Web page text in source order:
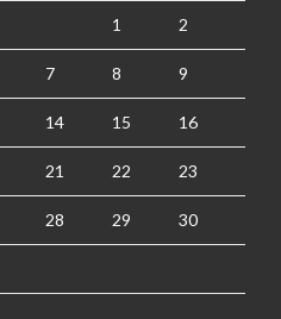
1 2
7 8 9
14 15 16
21 22 23
28 29 30